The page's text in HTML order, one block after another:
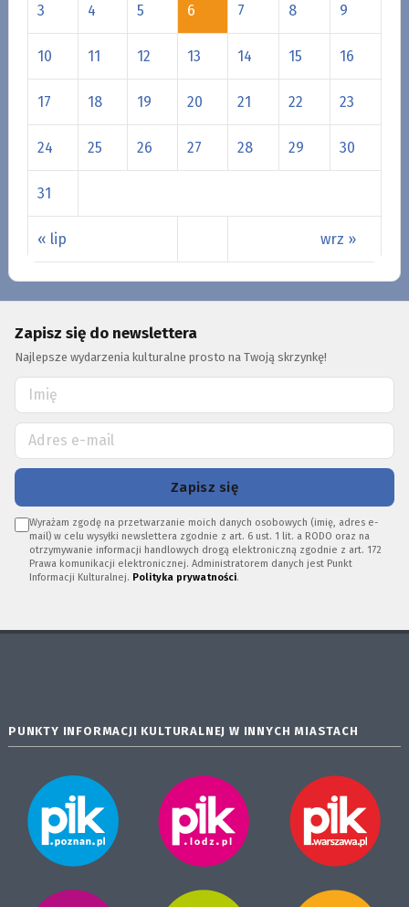
« lip wrz »
3 4 5 6 7 8 9
10 11 12 13 14 15 16
17 18 19 20 21 22 23
24 25 26 27 28 29 30
31
Zapisz się do newslettera
Najlepsze wydarzenia kulturalne prosto na Twoją skrzynkę!
Zapisz się
Wyrażam zgodę na przetwarzanie moich danych osobowych (imię, adres e-
mail) w celu wysyłki newslettera zgodnie z art. 6 ust. 1 lit. a RODO oraz na
otrzymywanie informacji handlowych drogą elektroniczną zgodnie z art. 172
Prawa komunikacji elektronicznej. Administratorem danych jest Punkt
Informacji Kulturalnej. Polityka prywatności.
PUNKTY INFORMACJI KULTURALNEJ W INNYCH MIASTACH